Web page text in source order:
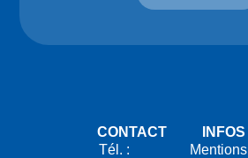
CONTACT
Tél. :
INFOS
Mentions